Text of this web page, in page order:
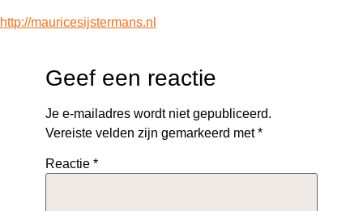
http://mauricesijstermans.nl
Geef een reactie
Je e-mailadres wordt niet gepubliceerd.
Vereiste velden zijn gemarkeerd met*
Reactie *